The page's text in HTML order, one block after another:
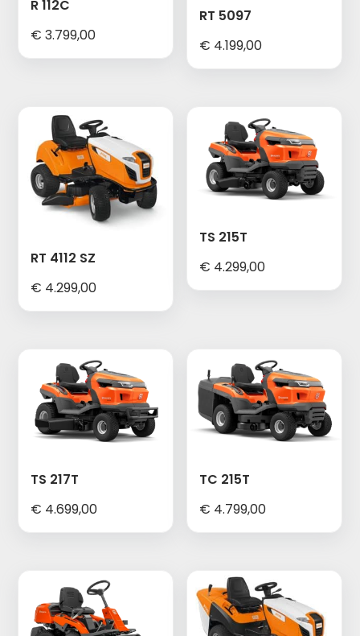
R 112C
€ 3.799,00
RT 5097
€ 4.199,00
RT 4112 SZ
€ 4.299,00
TS 215T
€ 4.299,00
TS 217T
€ 4.699,00
TC 215T
€ 4.799,00